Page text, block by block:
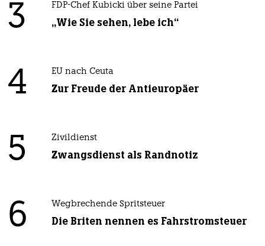
3 FDP-Chef Kubicki über seine Partei
„Wie Sie sehen, lebe ich“
4 EU nach Ceuta
Zur Freude der Antieuropäer
5 Zivildienst
Zwangsdienst als Randnotiz
6 Wegbrechende Spritsteuer
Die Briten nennen es Fahrstromsteuer